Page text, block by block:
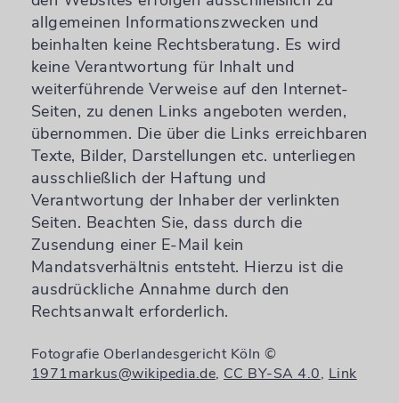
allgemeinen Informationszwecken und
beinhalten keine Rechtsberatung. Es wird
keine Verantwortung für Inhalt und
weiterführende Verweise auf den Internet-
Seiten, zu denen Links angeboten werden,
übernommen. Die über die Links erreichbaren
Texte, Bilder, Darstellungen etc. unterliegen
ausschließlich der Haftung und
Verantwortung der Inhaber der verlinkten
Seiten. Beachten Sie, dass durch die
Zusendung einer E-Mail kein
Mandatsverhältnis entsteht. Hierzu ist die
ausdrückliche Annahme durch den
Rechtsanwalt erforderlich.
Fotografie Oberlandesgericht Köln ©
1971markus@wikipedia.de, CC BY-SA 4.0, Link